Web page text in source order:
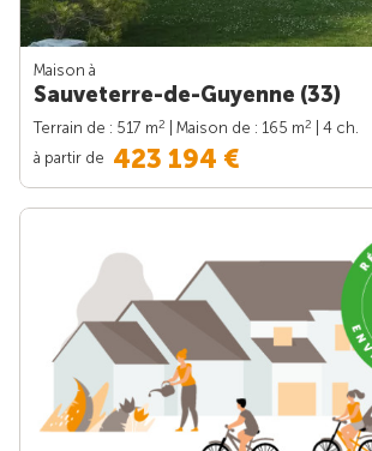
Maison à
Sauveterre-de-Guyenne (33)
Terrain de : 517 m2 | Maison de : 165 m2
| 4 ch.
à partir de 423 194 €